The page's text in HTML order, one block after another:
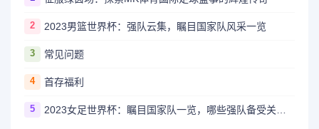
2 2023男篮世界杯：强队云集，瞩目国家队风采一览
3 常见问题
4 首存福利
5 2023女足世界杯：瞩目国家队一览，哪些强队备受关注？